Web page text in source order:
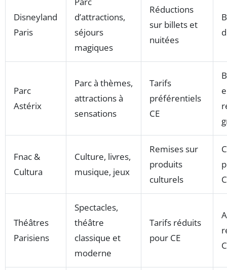
Disneyland
Paris
d’attractions,
séjours
magiques
Réductions
sur billets et
nuitées
Parc
Astérix
Parc à thèmes,
attractions à
sensations
Tarifs
préférentiels
CE
Fnac &
Cultura
Culture, livres,
musique, jeux
Remises sur
produits
culturels
Théâtres
Parisiens
Spectacles,
théâtre
classique et
moderne
Tarifs réduits
pour CE